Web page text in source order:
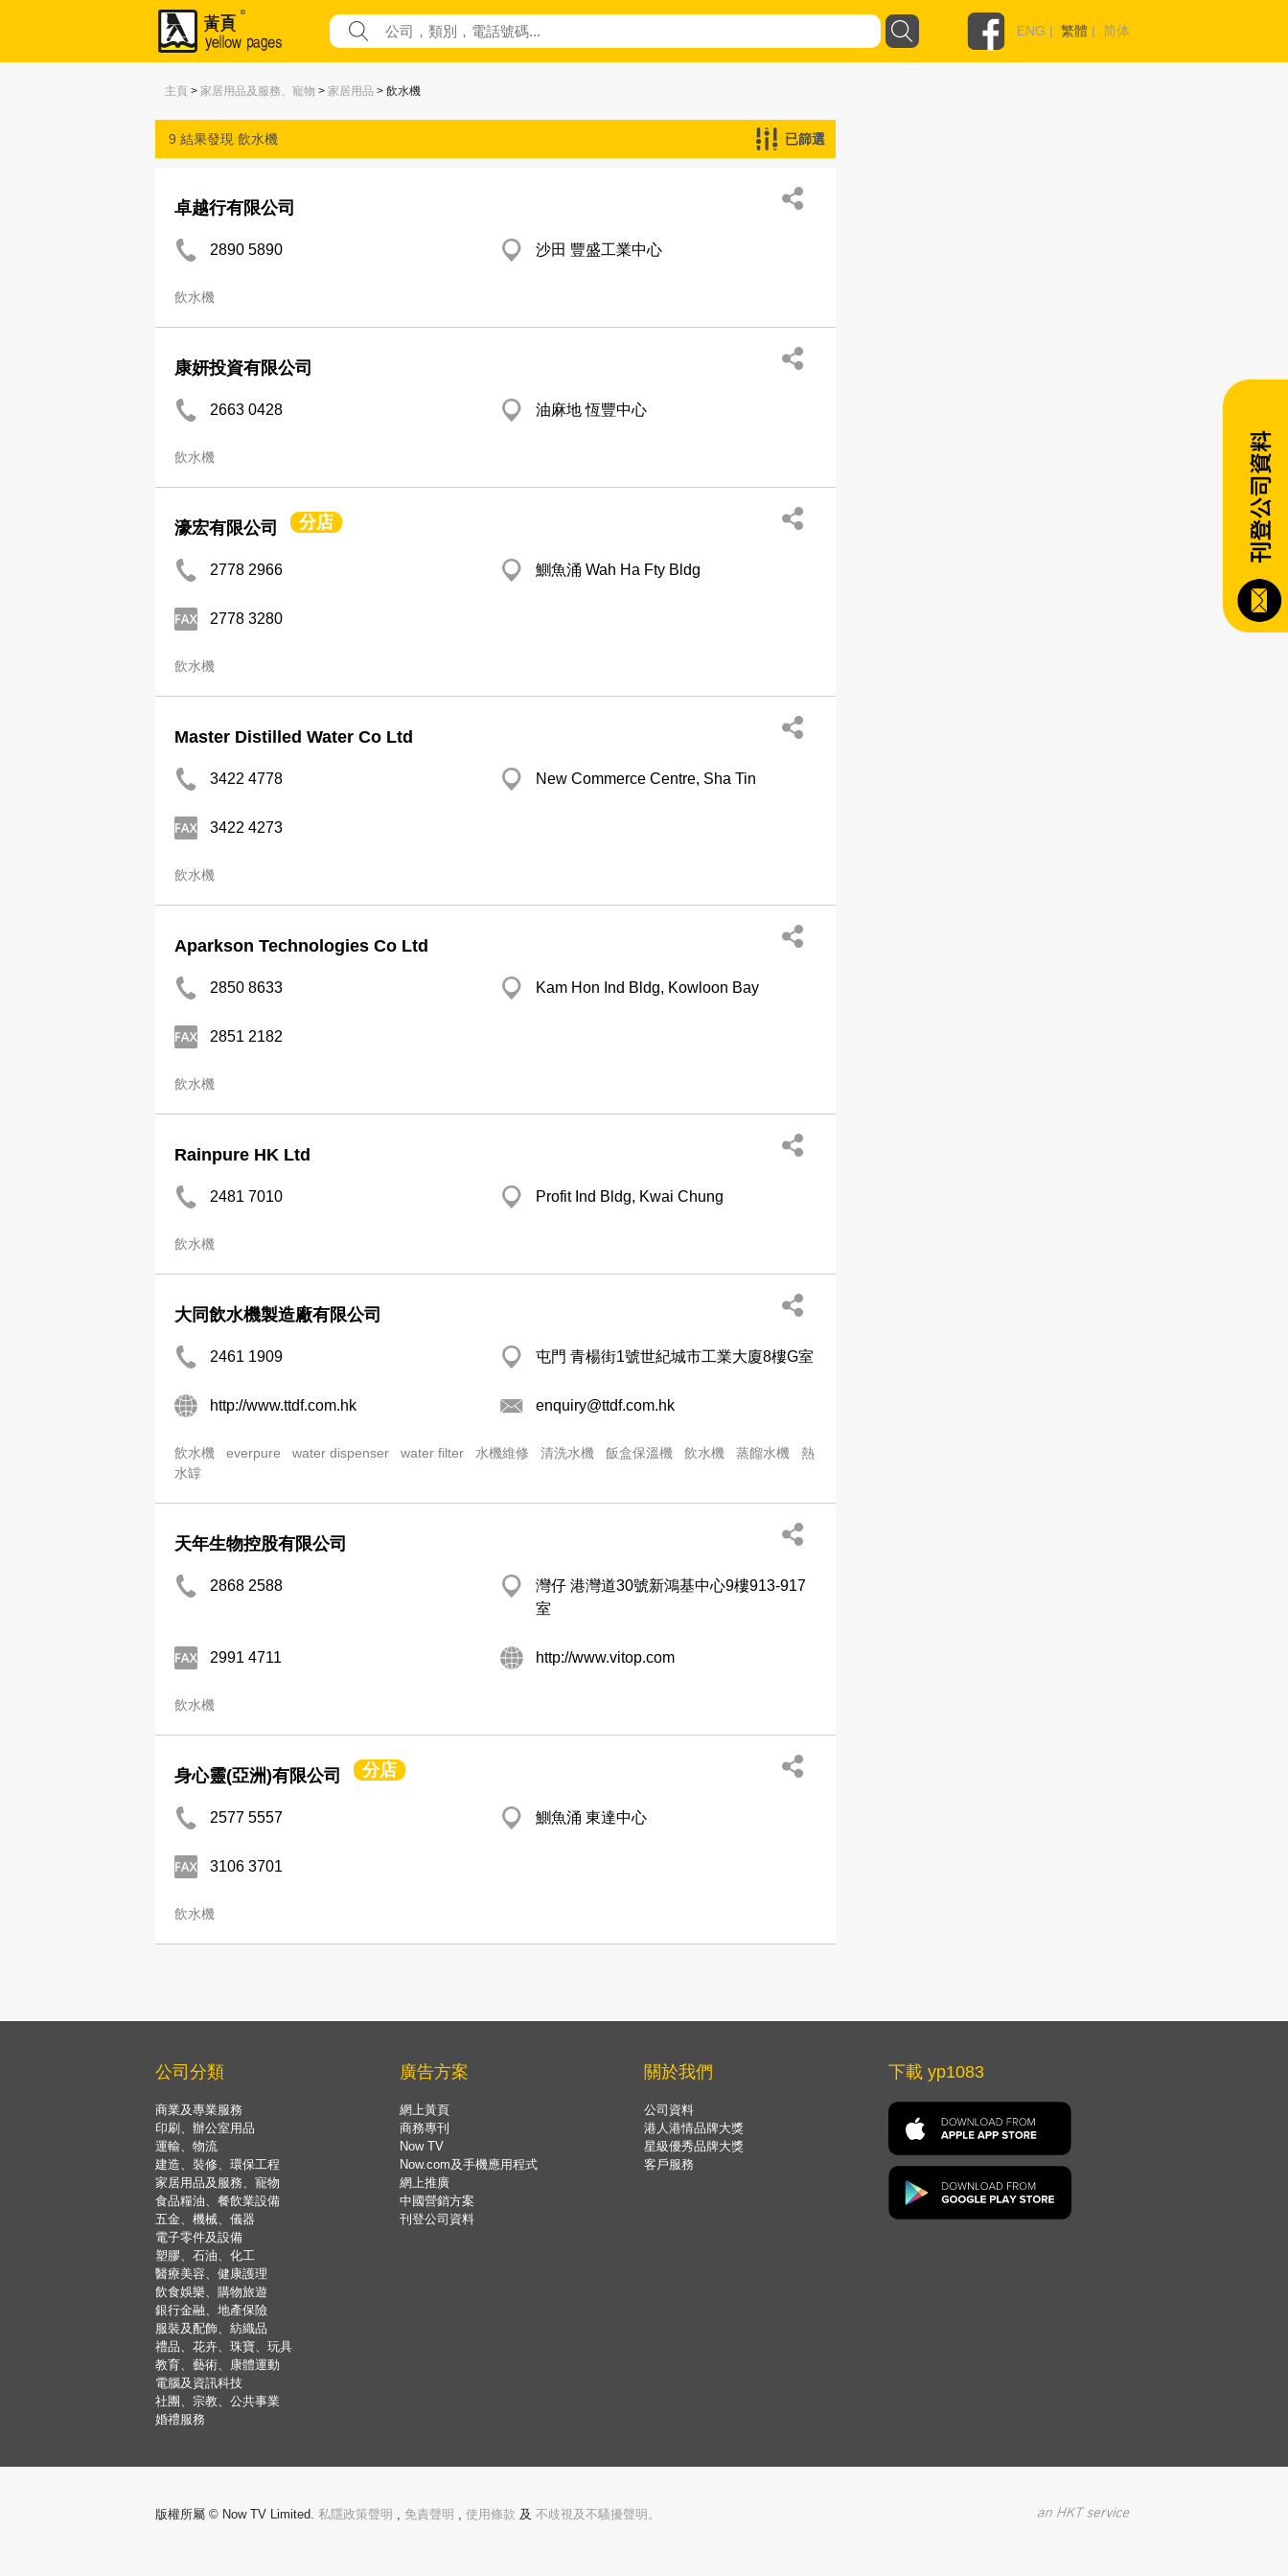
ENG | 繁體 | 简体
主頁 > 家居用品及服務、寵物 > 家居用品 > 飲水機
9 結果發現 飲水機 已篩選
卓越行有限公司
2890 5890 沙田 豐盛工業中心
飲水機
康妍投資有限公司
2663 0428 油麻地 恆豐中心
飲水機
濠宏有限公司 分店
2778 2966 鰂魚涌 Wah Ha Fty Bldg
2778 3280
飲水機
Master Distilled Water Co Ltd
3422 4778 New Commerce Centre, Sha Tin
3422 4273
飲水機
Aparkson Technologies Co Ltd
2850 8633 Kam Hon Ind Bldg, Kowloon Bay
2851 2182
飲水機
Rainpure HK Ltd
2481 7010 Profit Ind Bldg, Kwai Chung
飲水機
大同飲水機製造廠有限公司
2461 1909 屯門 青楊街1號世紀城市工業大廈8樓G室
http://www.ttdf.com.hk enquiry@ttdf.com.hk
飲水機 everpure water dispenser water filter 水機維修 清洗水機 飯盒保溫機 飲水機 蒸餾水機
熱
水罉
天年生物控股有限公司
2868 2588
灣仔 港灣道30號新鴻基中心9樓913-917
室
2991 4711 http://www.vitop.com
飲水機
身心靈(亞洲)有限公司 分店
2577 5557 鰂魚涌 東達中心
3106 3701
飲水機
公司分類
商業及專業服務
印刷、辦公室用品
運輸、物流
建造、裝修、環保工程
家居用品及服務、寵物
食品糧油、餐飲業設備
五金、機械、儀器
電子零件及設備
塑膠、石油、化工
醫療美容、健康護理
飲食娛樂、購物旅遊
銀行金融、地產保險
服裝及配飾、紡織品
禮品、花卉、珠寶、玩具
教育、藝術、康體運動
電腦及資訊科技
社團、宗教、公共事業
婚禮服務
廣告方案
網上黃頁
商務專刊
Now TV
Now.com及手機應用程式
網上推廣
中國營銷方案
刊登公司資料
關於我們
公司資料
港人港情品牌大獎
星級優秀品牌大獎
客戶服務
下載 yp1083
版權所屬 © Now TV Limited. 私隱政策聲明 , 免責聲明 , 使用條款 及 不歧視及不騷擾聲明。